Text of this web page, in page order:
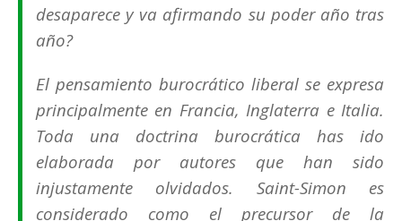
desaparece y va afirmando su poder año tras
año?
El pensamiento burocrático liberal se expresa
principalmente en Francia, Inglaterra e Italia.
Toda una doctrina burocrática has ido
elaborada por autores que han sido
injustamente olvidados. Saint-Simon es
considerado como el precursor de la